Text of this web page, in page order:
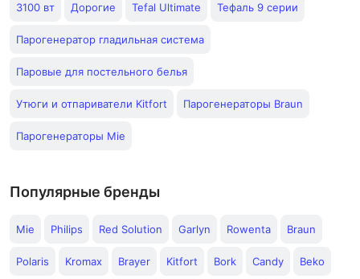
3100 вт Дорогие Tefal Ultimate Тефаль 9 серии
Парогенератор гладильная система
Паровые для постельного белья
Утюги и отпариватели Kitfort Парогенераторы Braun
Парогенераторы Mie
Популярные бренды
Mie Philips Red Solution Garlyn Rowenta Braun
Polaris Kromax Brayer Kitfort Bork Candy Beko